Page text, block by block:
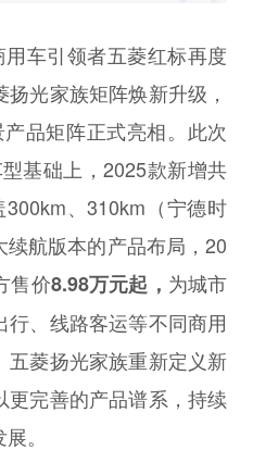
车引领者五菱红标再度
光家族矩阵焕新升级，
品矩阵正式亮相。此次
基础上，2025款新增共
、310km（宁德时
航版本的产品布局，20
售价8.98万元起 ， 为城市
、线路客运等不同商用
菱扬光家族重新定义新
完善的产品谱系，持续
。